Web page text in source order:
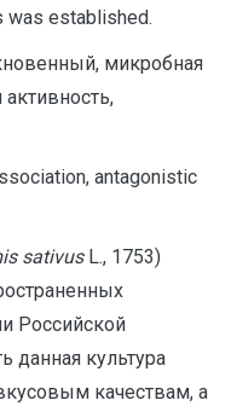
was established.
микробная
активность,
antagonistic
sativusL., 1753)
Российской
данная культура
качествам, а